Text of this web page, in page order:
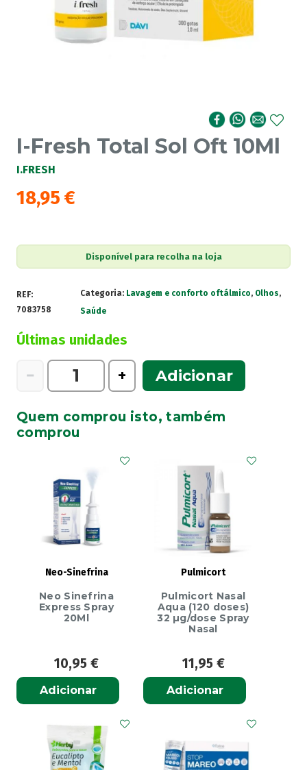
I-Fresh Total Sol Oft 10Ml
I.FRESH
18,95 €
Disponível para recolha na loja
REF:
7083758
Categoria: Lavagem e conforto oftálmico, Olhos,
Saúde
Últimas unidades
−
Quantidade
Fresh
Total
+ Adicionar
Quem comprou isto, também
comprou
Neo-Sinefrina
Neo Sinefrina
Express Spray
20Ml
10,95 €
Adicionar
Pulmicort
Pulmicort Nasal
Aqua (120 doses)
32 µg/dose Spray
Nasal
11,95 €
Adicionar